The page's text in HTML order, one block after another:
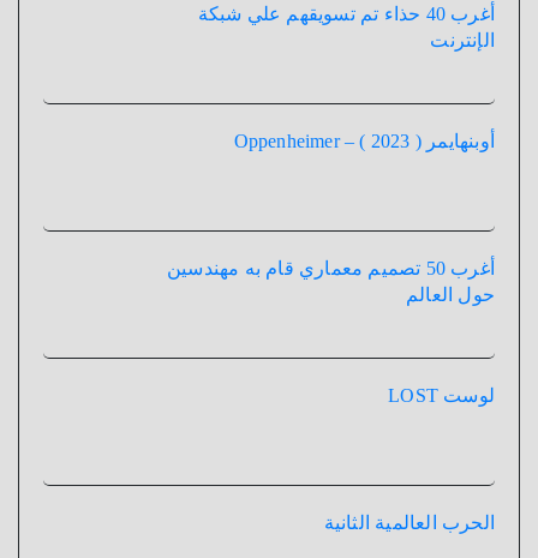
أغرب 40 حذاء تم تسويقهم علي شبكة
الإنترنت
أوبنهايمر ( 2023 ) – Oppenheimer
أغرب 50 تصميم معماري قام به مهندسين
حول العالم
لوست LOST
الحرب العالمية الثانية